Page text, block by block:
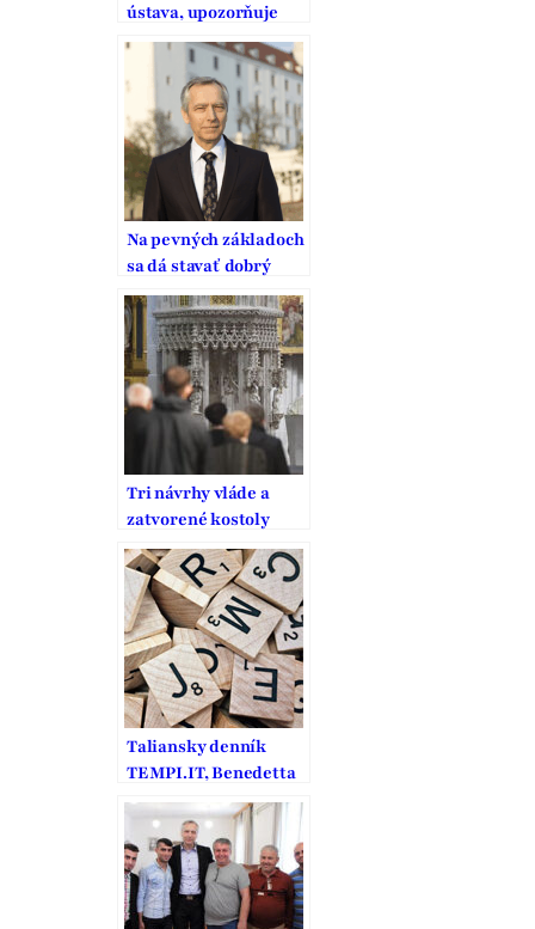
ústava, upozorňuje
Figeľ. Reštrikcie sú
podľa neho veľmi
prísne
Na pevných základoch
sa dá stavať dobrý
domov
Tri návrhy vláde a
zatvorené kostoly
Taliansky denník
TEMPI.IT, Benedetta
Frigerio sa pýta Jána
Figeľa